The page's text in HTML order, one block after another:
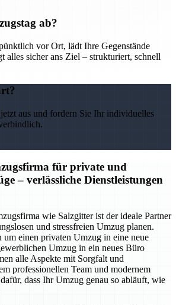
ab?
vor Ort, lädt Ihre Gegenstände
alles sicher ans Ziel – strukturiert, schnell
aus und fordern Sie Ihr individuelles
für private und
– verlässliche Dienstleistungen
wie Salzgitter ist der ideale Partner
und stressfreien Umzug planen.
um einen privaten Umzug in eine neue
Umzug in ein neues Büro
alle Aspekte mit Sorgfalt und
professionellen Team und modernem
dass Ihr Umzug genau so abläuft, wie